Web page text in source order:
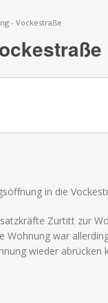
- Vockestraße
in die
Zurtitt zur
Wohnung war
wieder abrücken